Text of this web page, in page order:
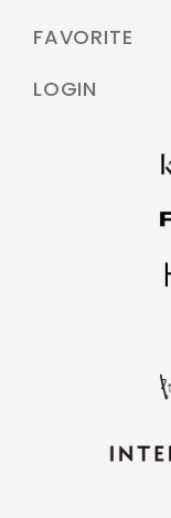
FAVORITE
LOGIN